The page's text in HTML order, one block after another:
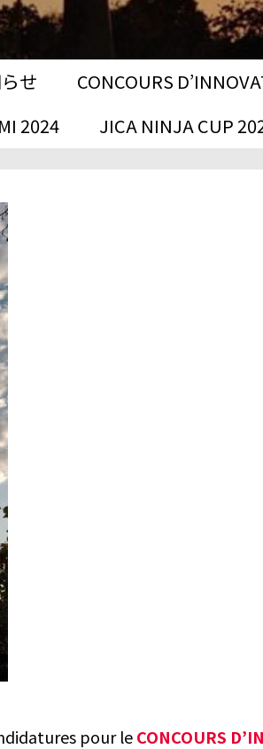
せ CONCOURS
2024
JICA NINJA CUP
pour leCONCOURS